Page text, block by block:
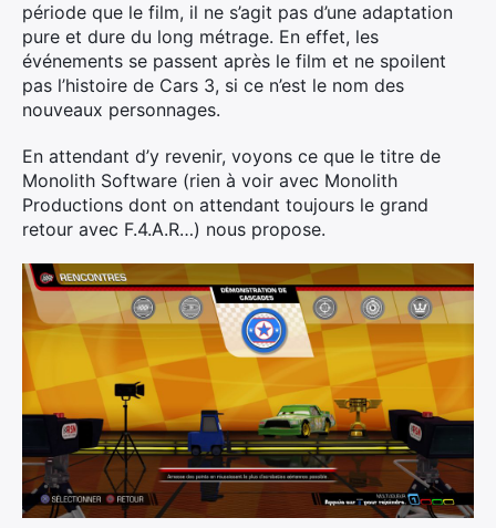
période que le film, il ne s’agit pas d’une adaptation
pure et dure du long métrage. En effet, les
événements se passent après le film et ne spoilent
pas l’histoire de Cars 3, si ce n’est le nom des
nouveaux personnages.
En attendant d’y revenir, voyons ce que le titre de
Monolith Software (rien à voir avec Monolith
Productions dont on attendant toujours le grand
retour avec F.4.A.R…) nous propose.